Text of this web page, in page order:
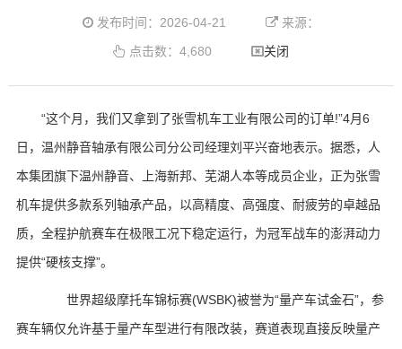
发布时间：2026-04-21
来源：
点击数：4,680
关闭
“这个月，我们又拿到了张雪机车工业有限公司的订单!”4月6
日，温州静音轴承有限公司分公司经理刘平兴奋地表示。据悉，人
本集团旗下温州静音、上海新邦、芜湖人本等成员企业，正为张雪
机车提供多款系列轴承产品，以高精度、高强度、耐疲劳的卓越品
质，全程护航赛车在极限工况下稳定运行，为冠军战车的澎湃动力
提供“硬核支撑”。
世界超级摩托车锦标赛(WSBK)被誉为“量产车试金石”，参
赛车辆仅允许基于量产车型进行有限改装，赛道表现直接反映量产